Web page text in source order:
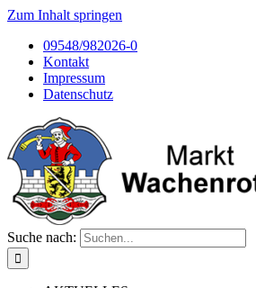
Zum Inhalt springen
09548/982026-0
Kontakt
Impressum
Datenschutz
Suche nach: